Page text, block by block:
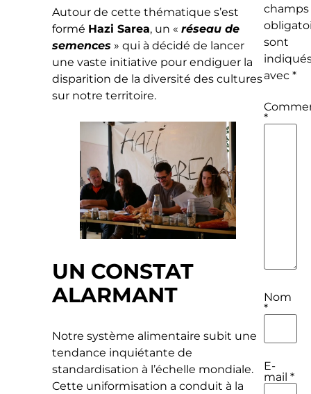
Autour de cette thématique s’est
formé Hazi Sarea, un « réseau de
semences » qui à décidé de lancer
une vaste initiative pour endiguer la
disparition de la diversité des cultures
sur notre territoire.
UN CONSTAT
ALARMANT
Notre système alimentaire subit une
tendance inquiétante de
standardisation à l’échelle mondiale.
Cette uniformisation a conduit à la
champs
sont
avec *
*
Nom
*
E-
mail *